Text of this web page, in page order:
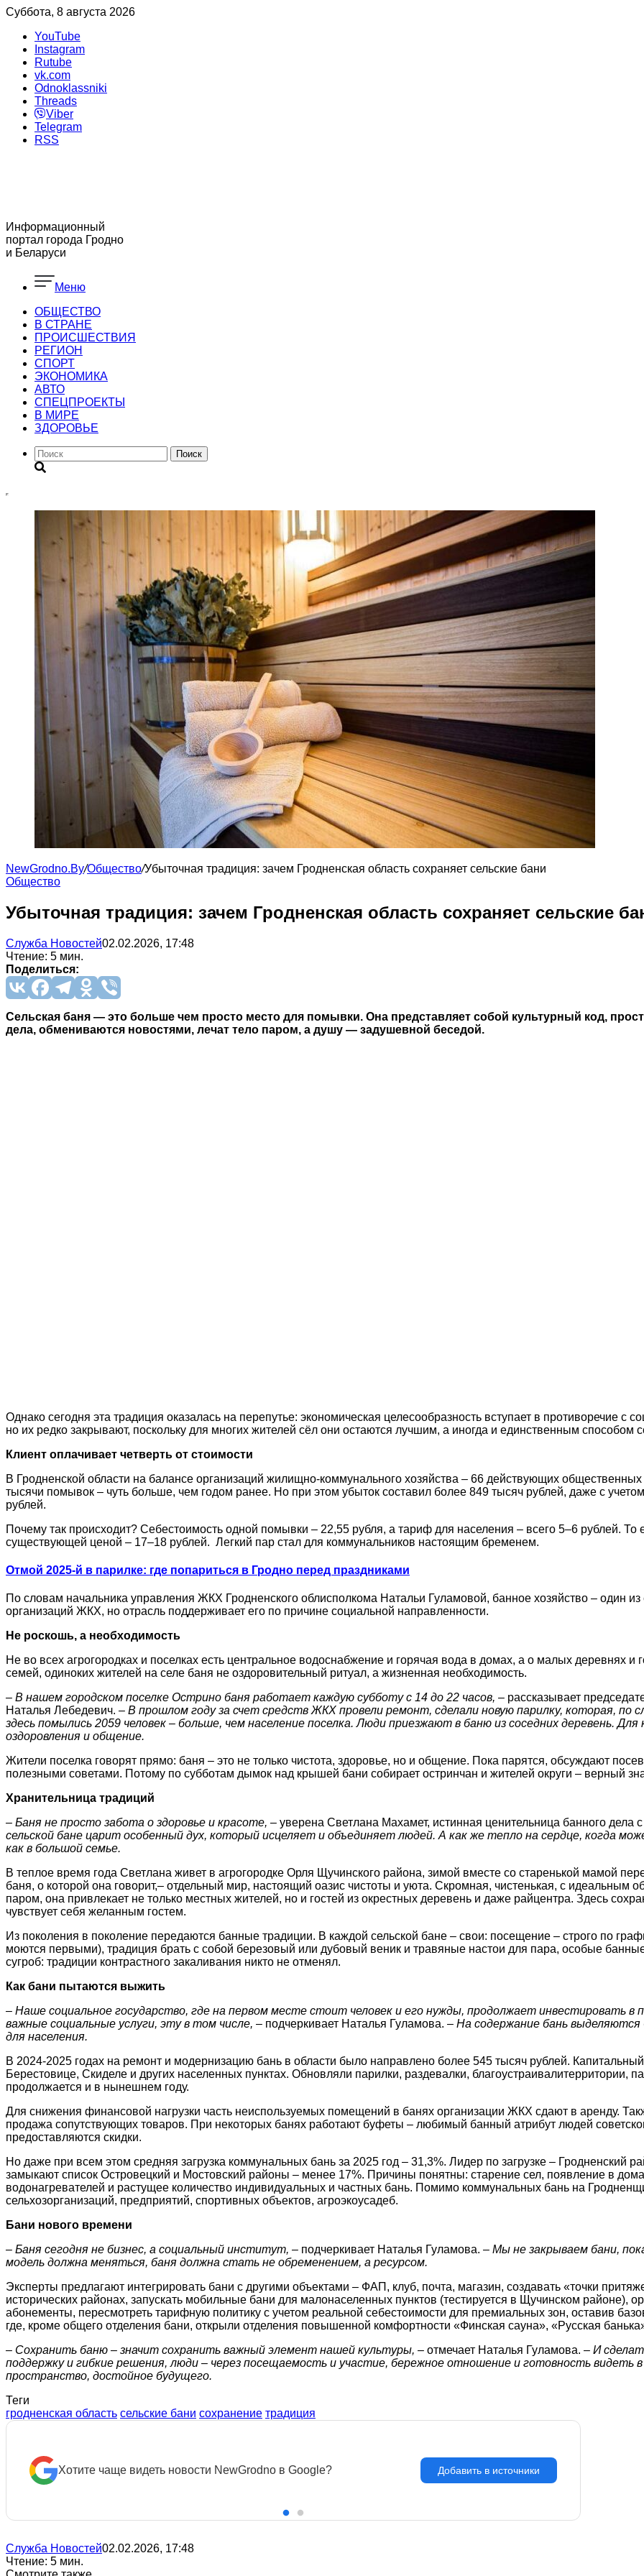
Суббота, 8 августа 2026
YouTube
Instagram
Rutube
vk.com
Odnoklassniki
Threads
Viber
Telegram
RSS
Информационный
портал города Гродно
и Беларуси
Меню
ОБЩЕСТВО
В СТРАНЕ
ПРОИСШЕСТВИЯ
РЕГИОН
CПОРТ
ЭКОНОМИКА
АВТО
СПЕЦПРОЕКТЫ
В МИРЕ
ЗДОРОВЬЕ
Поиск
NewGrodno.By/Общество/Убыточная традиция: зачем Гродненская область сохраняет сельские бани
Общество
Убыточная традиция: зачем Гродненская область сохраняет сельские
Служба Новостей02.02.2026, 17:48
Чтение: 5 мин.
Поделиться:
Сельская баня — это больше чем просто место для помывки. Она представляет собой культурный код,
дела, обмениваются новостями, лечат тело паром, а душу — задушевной беседой.
Однако сегодня эта традиция оказалась на перепутье: экономическая целесообразность вступает в противоречие с
но их редко закрывают, поскольку для многих жителей сёл они остаются лучшим, а иногда и единственным способом
Клиент оплачивает четверть от стоимости
В Гродненской области на балансе организаций жилищно-коммунального хозяйства – 66 действующих
тысячи помывок – чуть больше, чем годом ранее. Но при этом убыток составил более 849 тысяч рублей, даже с
рублей.
Почему так происходит? Себестоимость одной помывки – 22,55 рубля, а тариф для населения – всего 5–6 рублей.
существующей ценой – 17–18 рублей. Легкий пар стал для коммунальников настоящим бременем.
Отмой 2025-й в парилке: где попариться в Гродно перед праздниками
По словам начальника управления ЖКХ Гродненского облисполкома Натальи Гуламовой, банное хозяйство – один
организаций ЖКХ, но отрасль поддерживает его по причине социальной направленности.
Не роскошь, а необходимость
Не во всех агрогородках и поселках есть центральное водоснабжение и горячая вода в домах, а о малых деревнях
семей, одиноких жителей на селе баня не оздоровительный ритуал, а жизненная необходимость.
– В нашем городском поселке Острино баня работает каждую субботу с 14 до 22 часов, – рассказывает
Наталья Лебедевич. – В прошлом году за счет средств ЖКХ провели ремонт, сделали новую парилку, которая, по
здесь помылись 2059 человек – больше, чем население поселка. Люди приезжают в баню из соседних деревень.
оздоровления и общение.
Жители поселка говорят прямо: баня – это не только чистота, здоровье, но и общение. Пока парятся, обсуждают
полезными советами. Потому по субботам дымок над крышей бани собирает остринчан и жителей округи – верный
Хранительница традиций
– Баня не просто забота о здоровье и красоте, – уверена Светлана Махамет, истинная ценительница банного
сельской бане царит особенный дух, который исцеляет и объединяет людей. А как же тепло на сердце, когда
как в большой семье.
В теплое время года Светлана живет в агрогородке Орля Щучинского района, зимой вместе со старенькой мамой
баня, о которой она говорит,– отдельный мир, настоящий оазис чистоты и уюта. Скромная, чистенькая, с
паром, она привлекает не только местных жителей, но и гостей из окрестных деревень и даже райцентра. Здесь
чувствует себя желанным гостем.
Из поколения в поколение передаются банные традиции. В каждой сельской бане – свои: посещение – строго по
моются первыми), традиция брать с собой березовый или дубовый веник и травяные настои для пара, особые
сугроб: традиции контрастного закаливания никто не отменял.
Как бани пытаются выжить
– Наше социальное государство, где на первом месте стоит человек и его нужды, продолжает инвестировать в
важные социальные услуги, эту в том числе, – подчеркивает Наталья Гуламова. – На содержание бань
для населения.
В 2024-2025 годах на ремонт и модернизацию бань в области было направлено более 545 тысяч рублей.
Берестовице, Скиделе и других населенных пунктах. Обновляли парилки, раздевалки, благоустраивалитерритории,
продолжается и в нынешнем году.
Для снижения финансовой нагрузки часть неиспользуемых помещений в банях организации ЖКХ сдают в аренду.
продажа сопутствующих товаров. При некоторых банях работают буфеты – любимый банный атрибут людей
предоставляются скидки.
Но даже при всем этом средняя загрузка коммунальных бань за 2025 год – 31,3%. Лидер по загрузке – Гродненский
замыкают список Островецкий и Мостовский районы – менее 17%. Причины понятны: старение сел, появление в
водонагревателей и растущее количество индивидуальных и частных бань. Помимо коммунальных бань на
сельхозорганизаций, предприятий, спортивных объектов, агроэкоусадеб.
Бани нового времени
– Баня сегодня не бизнес, а социальный институт, – подчеркивает Наталья Гуламова. – Мы не закрываем бани,
модель должна меняться, баня должна стать не обременением, а ресурсом.
Эксперты предлагают интегрировать бани с другими объектами – ФАП, клуб, почта, магазин, создавать «точки
исторических районах, запускать мобильные бани для малонаселенных пунктов (тестируется в Щучинском районе),
абонементы, пересмотреть тарифную политику с учетом реальной себестоимости для премиальных зон, оставив
где, кроме общего отделения бани, открыли отделения повышенной комфортности «Финская сауна», «Русская
– Сохранить баню – значит сохранить важный элемент нашей культуры, – отмечает Наталья Гуламова. – И
поддержку и гибкие решения, люди – через посещаемость и участие, бережное отношение и готовность
пространство, достойное будущего.
Теги
гродненская область сельские бани сохранение традиция
Хотите чаще видеть новости NewGrodno в Google? Добавить в источники
Служба Новостей02.02.2026, 17:48
Чтение: 5 мин.